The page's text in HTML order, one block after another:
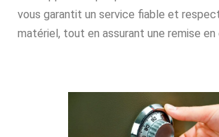
vous garantit un service fiable et
matériel, tout en assurant une remise